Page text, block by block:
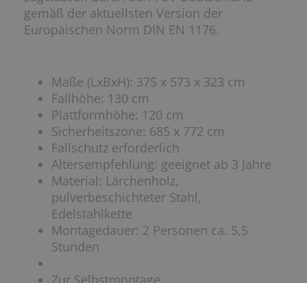
gemäß der aktuellsten Version der
Europäischen Norm DIN EN 1176.
Maße (LxBxH): 375 x 573 x 323 cm
Fallhöhe: 130 cm
Plattformhöhe: 120 cm
Sicherheitszone: 685 x 772 cm
Fallschutz erforderlich
Altersempfehlung: geeignet ab 3 Jahre
Material: Lärchenholz,
pulverbeschichteter Stahl,
Edelstahlkette
Montagedauer: 2 Personen ca. 5,5
Stunden
Zur Selbstmontage